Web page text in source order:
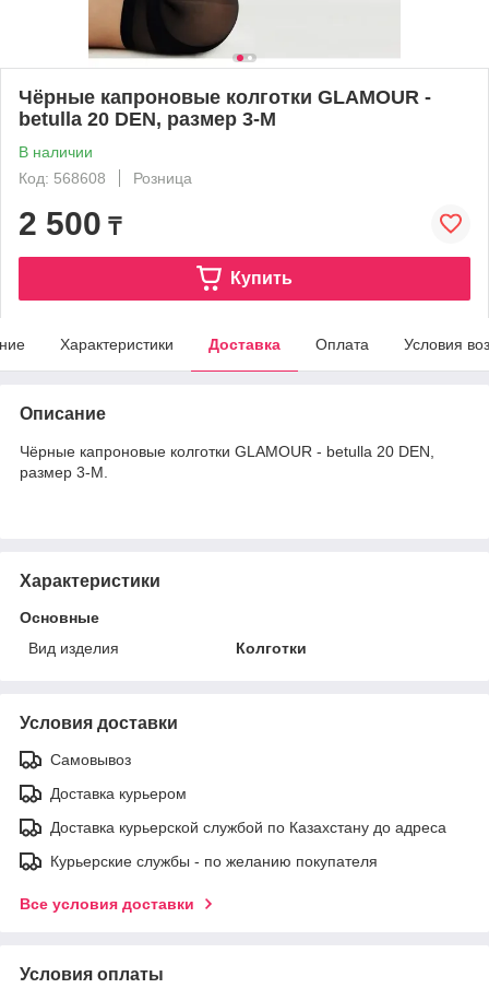
Чёрные капроновые колготки GLAMOUR -
betulla 20 DEN, размер 3-М
В наличии
Код: 568608
Розница
2 500 ₸
Купить
Характеристики Доставка Оплата Условия
Описание
Чёрные капроновые колготки GLAMOUR - betulla 20 DEN,
размер 3-М.
Характеристики
Основные
Вид изделия
Колготки
Условия доставки
Самовывоз
Доставка курьером
Доставка курьерской службой по Казахстану до адреса
Курьерские службы - по желанию покупателя
Все условия доставки
Условия оплаты